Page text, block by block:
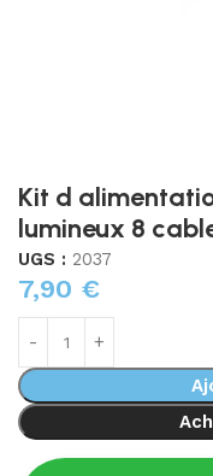
Kit d
lumineux 8
UGS : 2037
7,90 €